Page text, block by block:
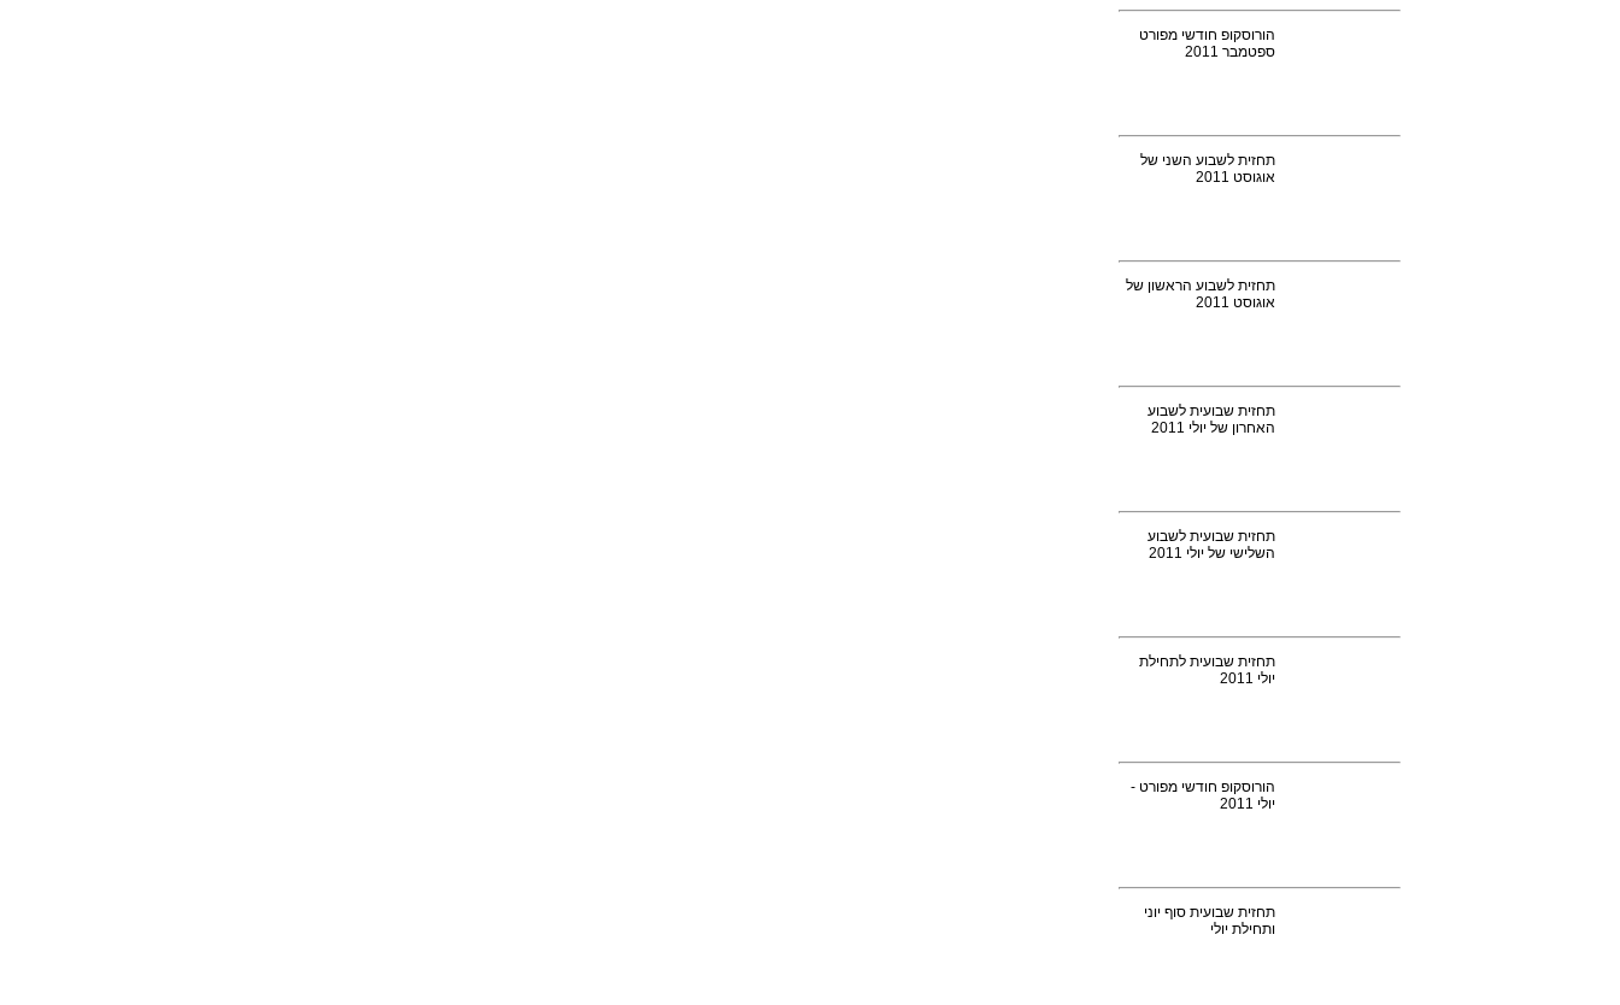
הורוסקופ חודשי מפורט
ספטמבר 2011
תחזית לשבוע השני של
אוגוסט 2011
תחזית לשבוע הראשון של
אוגוסט 2011
תחזית שבועית לשבוע
האחרון של יולי 2011
תחזית שבועית לשבוע
השלישי של יולי 2011
תחזית שבועית לתחילת
יולי 2011
הורוסקופ חודשי מפורט -
יולי 2011
תחזית שבועית סוף יוני
ותחילת יולי